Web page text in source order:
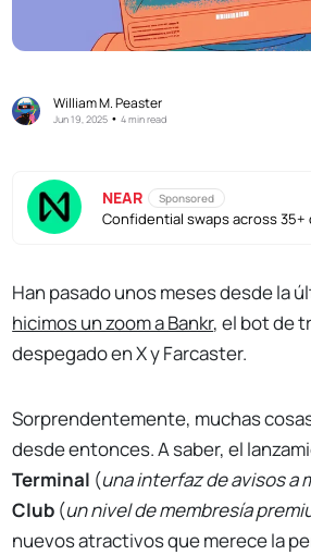
William M. Peaster
Jun 19, 2025 •4 min read
NEAR Sponsored
Confidential swaps across 35+
Han pasado unos meses desde la
hicimos un zoom a Bankr, el bot de
despegado en X y Farcaster.
Sorprendentemente, muchas
desde entonces. A saber, el
Terminal (una interfaz de avisos a
Club (un nivel de membresía
nuevos atractivos que merece la